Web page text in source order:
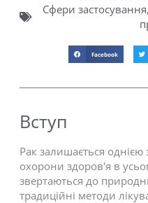
Сфери застосування,
Facebook
Вступ
Рак залишається
охорони здоров'я в
звертаються до
традиційні методи